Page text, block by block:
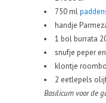
750 ml
handje
1 bol burrata
snufje peper
klontje
2 eetlepels
Basilicum voor de